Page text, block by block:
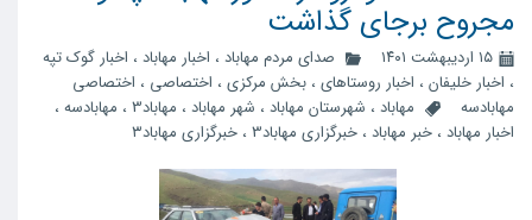
مجروح برجای گذاشت
۱۵ اردیبهشت ۱۴۰۱ صدای مردم مهاباد ، اخبار مهاباد ، اخبار گوک تپه
، اخبار خلیفان ، اخبار روستاهای ، بخش مرکزی ، اختصاصی ، اختصاصی
مهابادسه
مهاباد ، شهرستان مهاباد ، شهر مهاباد ، مهاباد3 ، مهابادسه ،
اخبار مهاباد ، خبر مهاباد ، خبرگزاری مهاباد3 ، خبرگزاری مهاباد۳